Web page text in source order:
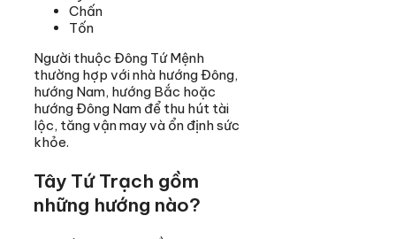
Chấn
Tốn
Người thuộc Đông Tứ Mệnh
thường hợp với nhà hướng Đông,
hướng Nam, hướng Bắc hoặc
hướng Đông Nam để thu hút tài
lộc, tăng vận may và ổn định sức
khỏe.
Tây Tứ Trạch gồm
những hướng nào?